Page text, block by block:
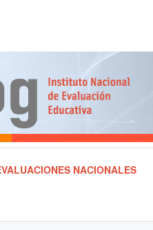
NACIONALES